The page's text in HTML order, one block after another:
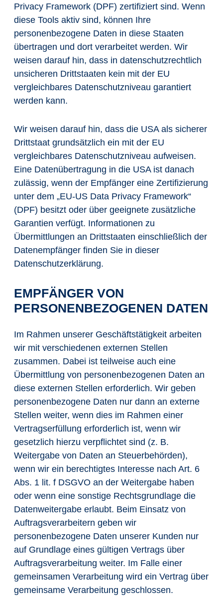
Privacy Framework (DPF) zertifiziert sind. Wenn
diese Tools aktiv sind, können Ihre
personenbezogene Daten in diese Staaten
übertragen und dort verarbeitet werden. Wir
weisen darauf hin, dass in datenschutzrechtlich
unsicheren Drittstaaten kein mit der EU
vergleichbares Datenschutzniveau garantiert
werden kann.
Wir weisen darauf hin, dass die USA als sicherer
Drittstaat grundsätzlich ein mit der EU
vergleichbares Datenschutzniveau aufweisen.
Eine Datenübertragung in die USA ist danach
zulässig, wenn der Empfänger eine Zertifizierung
unter dem „EU-US Data Privacy Framework“
(DPF) besitzt oder über geeignete zusätzliche
Garantien verfügt. Informationen zu
Übermittlungen an Drittstaaten einschließlich der
Datenempfänger finden Sie in dieser
Datenschutzerklärung.
EMPFÄNGER VON
PERSONENBEZOGENEN DATEN
Im Rahmen unserer Geschäftstätigkeit arbeiten
wir mit verschiedenen externen Stellen
zusammen. Dabei ist teilweise auch eine
Übermittlung von personenbezogenen Daten an
diese externen Stellen erforderlich. Wir geben
personenbezogene Daten nur dann an externe
Stellen weiter, wenn dies im Rahmen einer
Vertragserfüllung erforderlich ist, wenn wir
gesetzlich hierzu verpflichtet sind (z. B.
Weitergabe von Daten an Steuerbehörden),
wenn wir ein berechtigtes Interesse nach Art. 6
Abs. 1 lit. f DSGVO an der Weitergabe haben
oder wenn eine sonstige Rechtsgrundlage die
Datenweitergabe erlaubt. Beim Einsatz von
Auftragsverarbeitern geben wir
personenbezogene Daten unserer Kunden nur
auf Grundlage eines gültigen Vertrags über
Auftragsverarbeitung weiter. Im Falle einer
gemeinsamen Verarbeitung wird ein Vertrag über
gemeinsame Verarbeitung geschlossen.